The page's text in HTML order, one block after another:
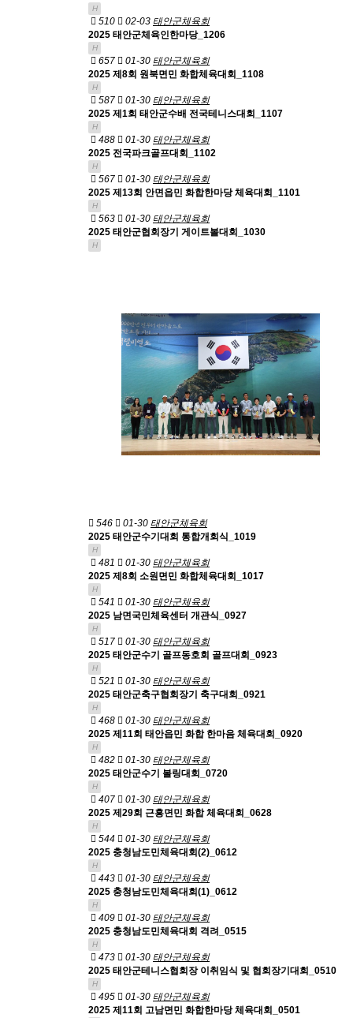
H
510 02-03 태안군체육회
2025 태안군체육인한마당_1206
H
657 01-30 태안군체육회
2025 제8회 원북면민 화합체육대회_1108
H
587 01-30 태안군체육회
2025 제1회 태안군수배 전국테니스대회_1107
H
488 01-30 태안군체육회
2025 전국파크골프대회_1102
H
567 01-30 태안군체육회
2025 제13회 안면읍민 화합한마당 체육대회_1101
H
563 01-30 태안군체육회
2025 태안군협회장기 게이트볼대회_1030
H
546 01-30 태안군체육회
2025 태안군수기대회 통합개회식_1019
H
481 01-30 태안군체육회
2025 제8회 소원면민 화합체육대회_1017
H
541 01-30 태안군체육회
2025 남면국민체육센터 개관식_0927
H
517 01-30 태안군체육회
2025 태안군수기 골프동호회 골프대회_0923
H
521 01-30 태안군체육회
2025 태안군축구협회장기 축구대회_0921
H
468 01-30 태안군체육회
2025 제11회 태안읍민 화합 한마음 체육대회_0920
H
482 01-30 태안군체육회
2025 태안군수기 볼링대회_0720
H
407 01-30 태안군체육회
2025 제29회 근흥면민 화합 체육대회_0628
H
544 01-30 태안군체육회
2025 충청남도민체육대회(2)_0612
H
443 01-30 태안군체육회
2025 충청남도민체육대회(1)_0612
H
409 01-30 태안군체육회
2025 충청남도민체육대회 격려_0515
H
473 01-30 태안군체육회
2025 태안군테니스협회장 이취임식 및 협회장기대회_0510
H
495 01-30 태안군체육회
2025 제11회 고남면민 화합한마당 체육대회_0501